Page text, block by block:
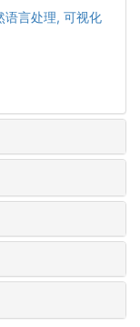
语言处理, 可视化